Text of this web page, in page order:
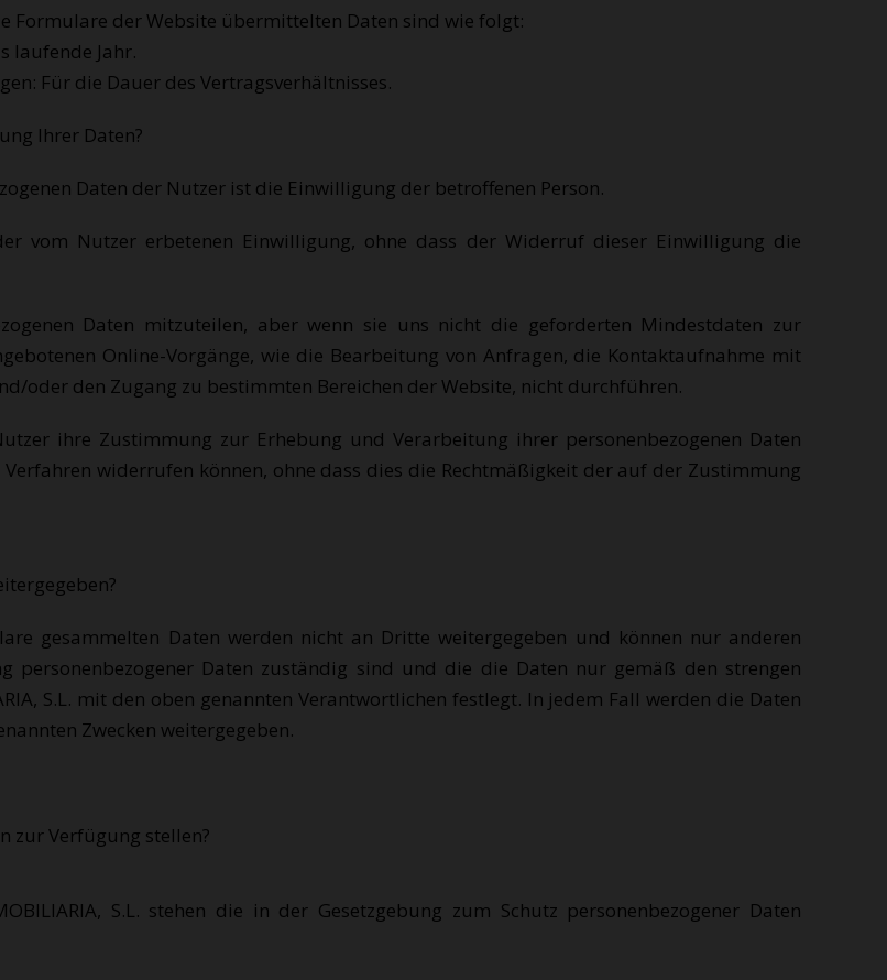
Formulare der Website übermittelten Daten sind wie folgt:
laufende Jahr.
Für die Dauer des Vertragsverhältnisses.
Ihrer Daten?
Daten der Nutzer ist die Einwilligung der betroffenen Person.
vom Nutzer erbetenen Einwilligung, ohne dass der Widerruf dieser Einwilligung die
Daten mitzuteilen, aber wenn sie uns nicht die geforderten Mindestdaten zur
Online-Vorgänge, wie die Bearbeitung von Anfragen, die Kontaktaufnahme mit
oder den Zugang zu bestimmten Bereichen der Website, nicht durchführen.
ihre Zustimmung zur Erhebung und Verarbeitung ihrer personenbezogenen Daten
widerrufen können, ohne dass dies die Rechtmäßigkeit der auf der Zustimmung
gesammelten Daten werden nicht an Dritte weitergegeben und können nur anderen
Daten zuständig sind und die die Daten nur gemäß den strengen
S.L. mit den oben genannten Verantwortlichen festlegt. In jedem Fall werden die Daten
Zwecken weitergegeben.
zur Verfügung stellen?
S.L. stehen die in der Gesetzgebung zum Schutz personenbezogener Daten